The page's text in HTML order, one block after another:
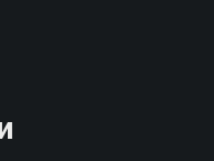
международных
СТС по проекту
экономить в
шедевры из